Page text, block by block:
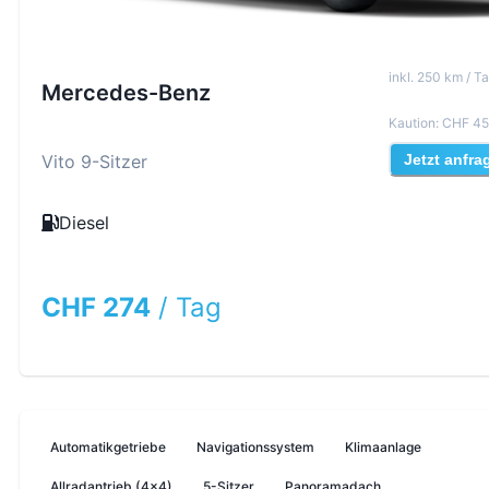
Mercedes-Benz
Vito 9-Sitzer
Diesel
CHF 274 / Tag
inkl. 250 km /
Kaution: CHF
Jetzt
Automatikgetriebe Navigationssystem Klimaanlage